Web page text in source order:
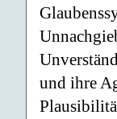
und ihre